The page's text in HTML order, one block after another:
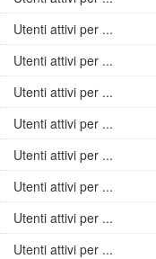
Utenti attivi per ...
Utenti attivi per ...
Utenti attivi per ...
Utenti attivi per ...
Utenti attivi per ...
Utenti attivi per ...
Utenti attivi per ...
Utenti attivi per ...